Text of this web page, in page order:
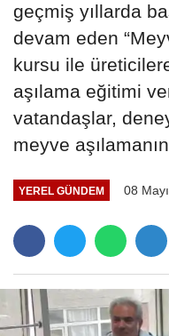
geçmiş yıllarda
devam eden
kursu ile
aşılama eğitimi
vatandaşlar,
meyve
YEREL GÜNDEM 08